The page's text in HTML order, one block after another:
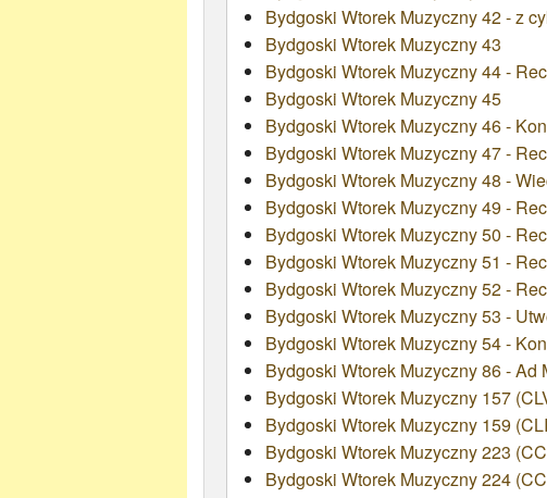
Bydgoski Wtorek Muzyczny 42 - z
Bydgoski Wtorek Muzyczny 43
Bydgoski Wtorek Muzyczny 44 -
Bydgoski Wtorek Muzyczny 45
Bydgoski Wtorek Muzyczny 46 -
Bydgoski Wtorek Muzyczny 47 -
Bydgoski Wtorek Muzyczny 48 -
Bydgoski Wtorek Muzyczny 49 -
Bydgoski Wtorek Muzyczny 50 -
Bydgoski Wtorek Muzyczny 51 -
Bydgoski Wtorek Muzyczny 52 -
Bydgoski Wtorek Muzyczny 53 -
Bydgoski Wtorek Muzyczny 54 -
Bydgoski Wtorek Muzyczny 86 - Ad
Bydgoski Wtorek Muzyczny 157
Bydgoski Wtorek Muzyczny 159
Bydgoski Wtorek Muzyczny 223
Bydgoski Wtorek Muzyczny 224